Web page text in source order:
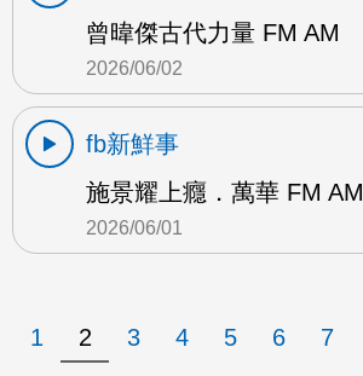
曾暐傑古代力量 FM AM
2026/06/02
fb新鮮事
施景耀上癮．萬華 FM AM
2026/06/01
1 2 3 4 5 6 7